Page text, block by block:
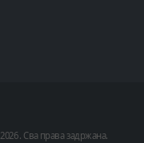
2026 . Сва права задржана.